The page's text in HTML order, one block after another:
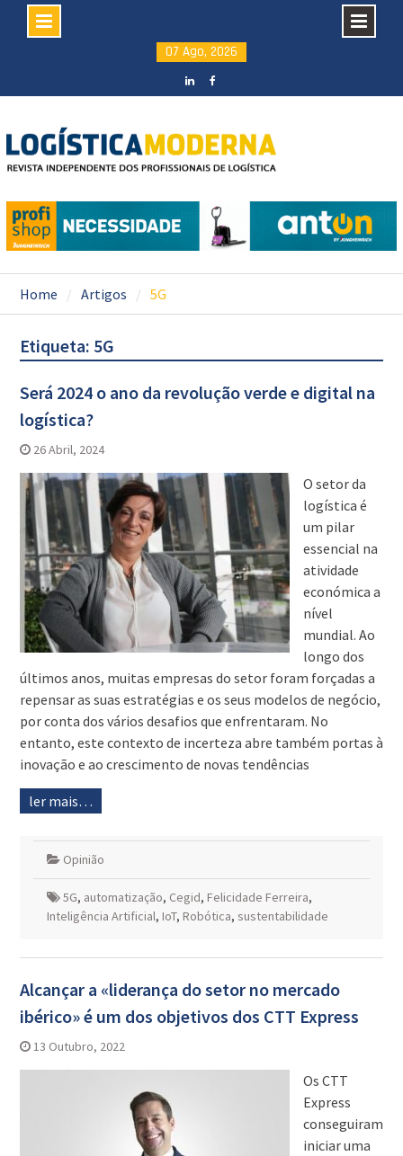
content
07 Ago, 2026
Home Artigos 5G
Etiqueta: 5G
Será 2024 o ano da revolução verde e digital na
logística?
26 Abril, 2024
O setor da
logística é
um pilar
essencial na
atividade
económica a
nível
mundial. Ao
longo dos
últimos anos, muitas empresas do setor foram forçadas a
repensar as suas estratégias e os seus modelos de negócio,
por conta dos vários desafios que enfrentaram. No
entanto, este contexto de incerteza abre também portas à
inovação e ao crescimento de novas tendências
ler mais…
Opinião
5G, automatização, Cegid, Felicidade Ferreira,
Inteligência Artificial, IoT, Robótica, sustentabilidade
Alcançar a «liderança do setor no mercado
ibérico» é um dos objetivos dos CTT Express
13 Outubro, 2022
Os CTT
Express
conseguiram
iniciar uma